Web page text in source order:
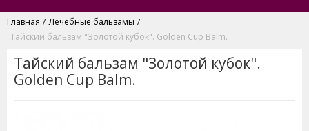
Главная / Лечебные бальзамы /
Тайский бальзам "Золотой кубок". Golden Cup Balm.
Тайский бальзам "Золотой кубок".
Golden Cup Balm.